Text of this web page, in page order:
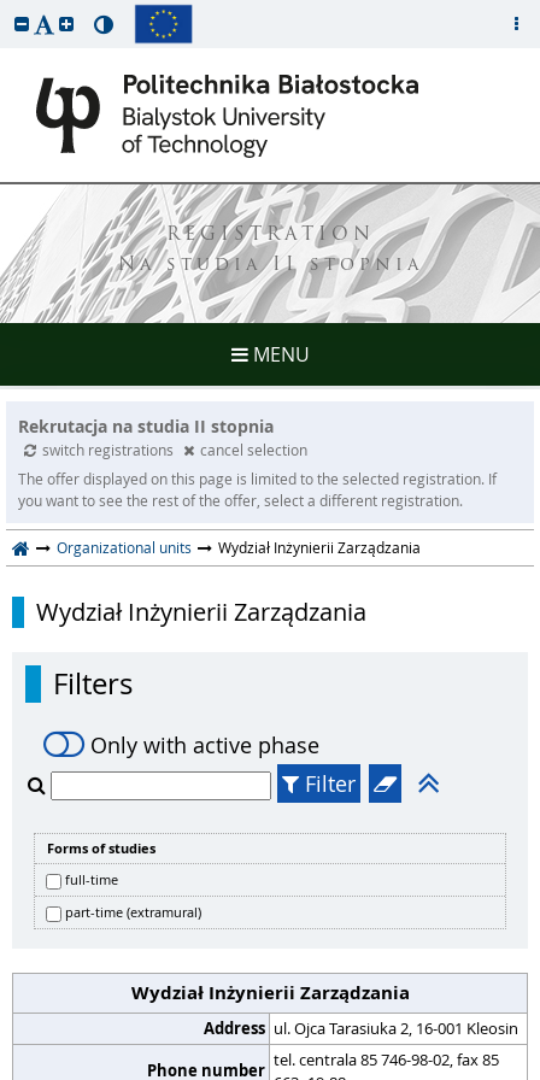
REGISTRATION
Na studia II stopnia
MENU
Rekrutacja na studia II stopnia
switch registrations
cancel selection
The offer displayed on this page is limited to the selected registration. If
you want to see the rest of the offer, select a different registration.
Organizational units Wydział Inżynierii Zarządzania
Wydział Inżynierii Zarządzania
Filters
Only with active phase
Filter
Forms of studies
full-time
part-time (extramural)
Wydział Inżynierii Zarządzania
Address ul. Ojca Tarasiuka 2, 16-001 Kleosin
Phone number tel. centrala 85 746-98-02, fax 85